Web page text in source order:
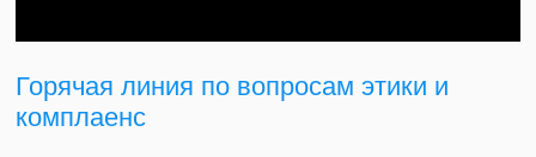
Горячая линия по вопросам этики и
комплаенс